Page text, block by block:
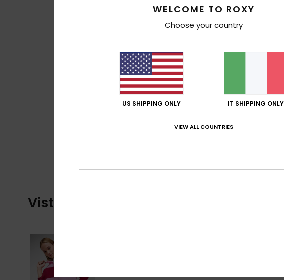
Visti di recente
WELCOME TO ROXY
Choose your country
US SHIPPING ONLY IT SHIPPING ONLY
VIEW ALL COUNTRIES